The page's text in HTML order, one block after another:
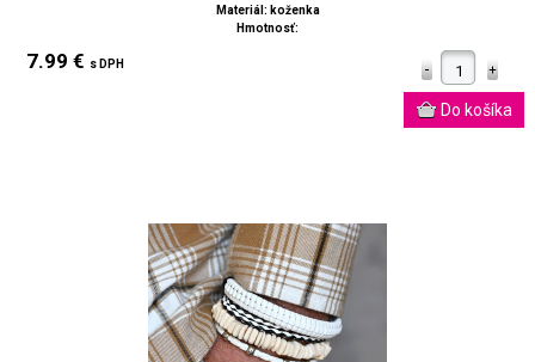
Materiál: koženka
Hmotnosť:
7.99 € s DPH